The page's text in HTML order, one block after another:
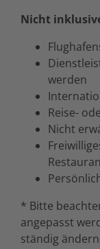
Nicht
werden
Reise-
Nicht
* Bitte
angepasst
ständig